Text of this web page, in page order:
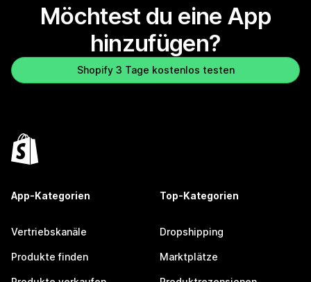
Möchtest du eine App
hinzufügen?
Shopify 3 Tage kostenlos testen
App-Kategorien
Vertriebskanäle
Produkte finden
Top-Kategorien
Dropshipping
Marktplätze